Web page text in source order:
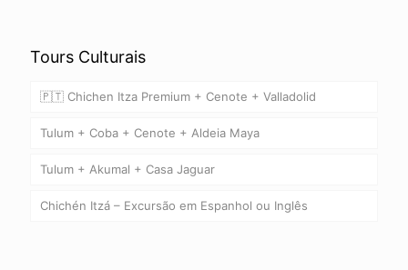
Tours Culturais
🇵🇹 Chichen Itza Premium + Cenote + Valladolid
Tulum + Coba + Cenote + Aldeia Maya
Tulum + Akumal + Casa Jaguar
Chichén Itzá – Excursão em Espanhol ou Inglês